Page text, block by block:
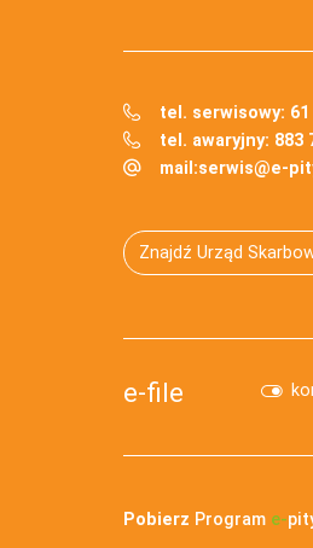
tel. serwisowy: 61
tel. awaryjny: 883
mail:serwis@e-
Znajdź Urząd
e-file
Pobierz Program e‑